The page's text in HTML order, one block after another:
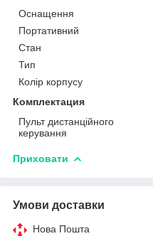
Оснащення
Портативний
Стан
Тип
Колір корпусу
Комплектация
Пульт дистанційного
керування
Приховати
Умови доставки
Нова Пошта